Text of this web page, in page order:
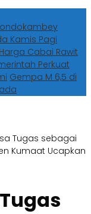
Kamis Pagi
Harga Cabai Rawit
Perkuat
Gempa M 6,5 di
Tugas sebagai
Kumaat Ucapkan